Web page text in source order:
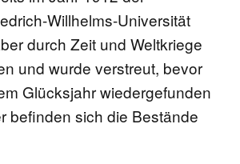
Willhelms-Universität
durch Zeit und Weltkriege
und wurde verstreut, bevor
Glücksjahr wiedergefunden
befinden sich die Bestände